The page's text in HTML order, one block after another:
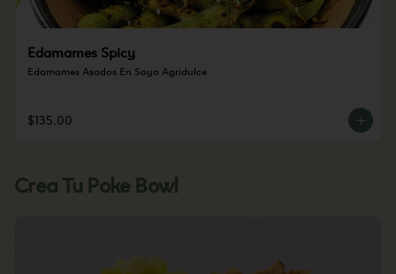
Edamames Spicy
Edamames Asados En Soya Agridulce
$135.00
Crea Tu Poke Bowl